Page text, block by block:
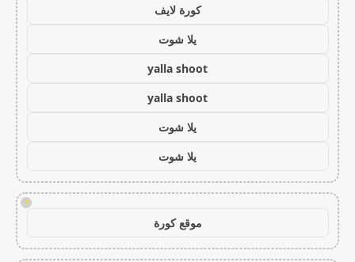
كورة لايف
يلا شوت
yalla shoot
yalla shoot
يلا شوت
يلا شوت
!
موقع كورة